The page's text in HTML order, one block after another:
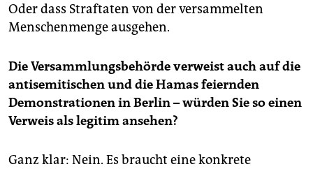
Oder dass Straftaten von der versammelten
Menschenmenge ausgehen.
Die Versammlungsbehörde verweist auch auf die
antisemitischen und die Hamas feiernden
Demonstrationen in Berlin – würden Sie so einen
Verweis als legitim ansehen?
Ganz klar: Nein. Es braucht eine konkrete